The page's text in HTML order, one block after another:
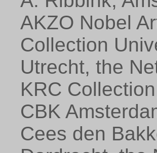
AKZO Nobel
Collection
Utrecht, the
KRC
CBK
Cees den